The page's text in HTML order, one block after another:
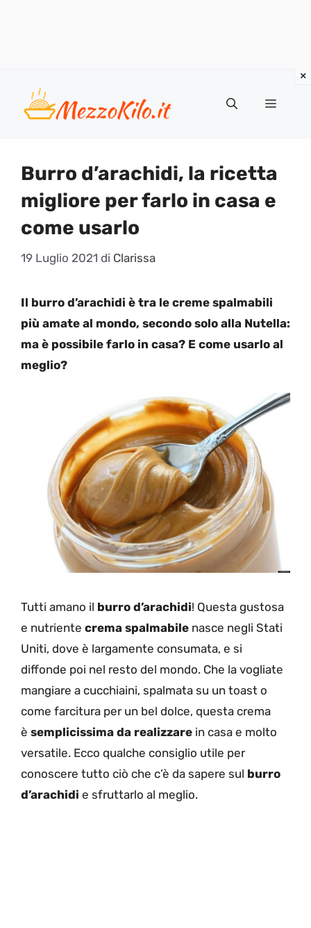
contenuto
Menu
Burro d’arachidi, la ricetta
migliore per farlo in casa e
come usarlo
19 Luglio 2021 di Clarissa
Il burro d’arachidi è tra le creme spalmabili
più amate al mondo, secondo solo alla Nutella:
ma è possibile farlo in casa? E come usarlo al
meglio?
Tutti amano il burro d’arachidi! Questa gustosa
e nutriente crema spalmabile nasce negli Stati
Uniti, dove è largamente consumata, e si
diffonde poi nel resto del mondo. Che la vogliate
mangiare a cucchiaini, spalmata su un toast o
come farcitura per un bel dolce, questa crema
è semplicissima da realizzare in casa e molto
versatile. Ecco qualche consiglio utile per
conoscere tutto ciò che c’è da sapere sul burro
d’arachidi e sfruttarlo al meglio.